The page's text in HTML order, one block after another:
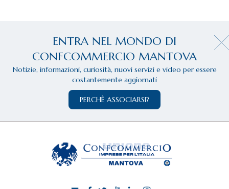
ENTRA NEL MONDO DI
CONFCOMMERCIO MANTOVA
Notizie, informazioni, curiosità, nuovi servizi e video per essere
costantemente aggiornati
PERCHÈ ASSOCIARSI?